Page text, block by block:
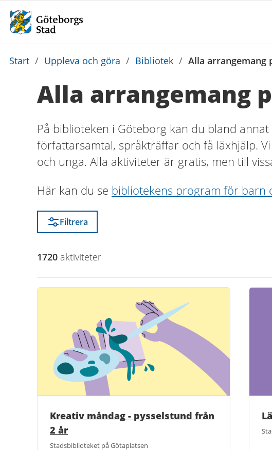
Du
Start / Uppleva och göra / Bibliotek / Alla arrangemang
Alla arrangemang
På biblioteken i Göteborg kan du bland
författarsamtal, språkträffar och få läxhjälp.
och unga. Alla aktiviteter är gratis, men till
Här kan du se bibliotekens program för barn
Filtrera
1720 aktiviteter
Kreativ måndag - pysselstund från
2 år
Stadsbiblioteket på Götaplatsen